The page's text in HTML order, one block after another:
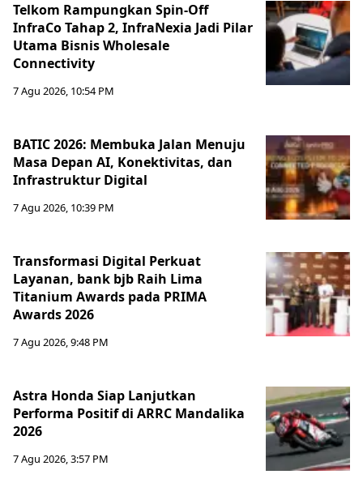
Telkom Rampungkan Spin-Off
InfraCo Tahap 2, InfraNexia Jadi Pilar
Utama Bisnis Wholesale
Connectivity
7 Agu 2026, 10:54 PM
BATIC 2026: Membuka Jalan Menuju
Masa Depan AI, Konektivitas, dan
Infrastruktur Digital
7 Agu 2026, 10:39 PM
Transformasi Digital Perkuat
Layanan, bank bjb Raih Lima
Titanium Awards pada PRIMA
Awards 2026
7 Agu 2026, 9:48 PM
Astra Honda Siap Lanjutkan
Performa Positif di ARRC Mandalika
2026
7 Agu 2026, 3:57 PM